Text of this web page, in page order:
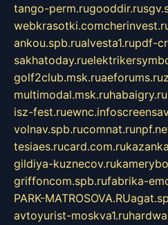
tango-perm.rugooddir.ru
webkrasotki.com
ankou.spb.rualvesta1.rupdf-
sakhatoday.ru
golf2club.msk.ruaeforums.ru
multimodal.msk.ruhabaigry.ru
isz-fest.ruewnc.info
volnav.spb.rucomnat.ru
tesiaes.rucard.com.ru
gildiya-kuznecov.ru
griffoncom.spb.rufabrika-
PARK-MATROSOVA.RU
avtoyurist-moskva1.ru